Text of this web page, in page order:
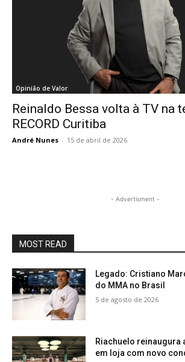
Opinião de Valor
Reinaldo Bessa volta à TV na
RECORD Curitiba
André Nunes - 15 de abril de 2026
- Advertisment -
MOST READ
Legado: Cristiano
do MMA no Brasil
5 de agosto de 2026
Riachuelo reinaugura
em loja com novo